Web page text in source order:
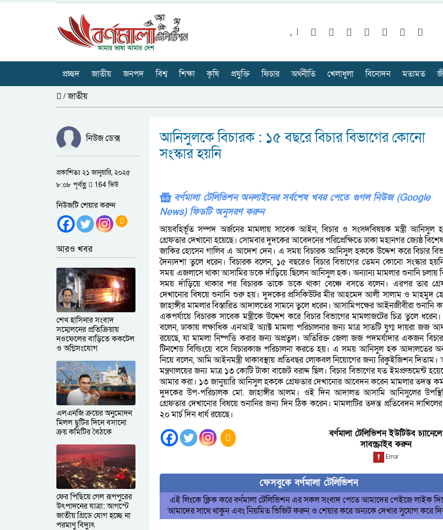
,
প্রচ্ছদ জাতীয় জনপদ বিশ্ব শিক্ষা কৃষি প্রযুক্তি ফিচার অর্থনীতি খেলাধুলা বিনোদন মতামত
/জাতীয়
নিউজ ডেক্স
প্রকাশিতঃ ২১ জানুয়ারি, ২০২৫
৮:০৮ পূর্বাহ্ণ
164 ভিউ
নিউজটি শেয়ার করুন
আরও খবর
শেখ হাসিনার সংবাদ
সম্মেলনের প্রতিক্রিয়ায়
নওফেলের বাড়িতে ককটেল
ও অগ্নিসংযোগ
এলএনজি ক্রয়ের অনুমোদন
মিলল ছুটির দিনে বসানো
ক্রয় কমিটির বৈঠকে
ফের পিছিয়ে গেল রূপপুরের
উৎপাদনের যাত্রা: আগস্টে
জাতীয় গ্রিডে যোগ হচ্ছে না
পরমাণু বিদ্যুৎ
আনিসুলকে বিচারক : ১৫ বছরে বিচার বিভাগের কোনো
সংস্কার হয়নি
বর্ণমালা টেলিভিশন অনলাইনের সর্বশেষ খবর পেতে গুগল নিউজ (Google
News) ফিডটি অনুসরণ করুন
আয়বহির্ভূত সম্পদ অর্জনের মামলায় সাবেক আইন, বিচার ও সংসদবিষয়ক মন্ত্রী আনিসুল
গ্রেফতার দেখানো হয়েছে। সোমবার দুদকের আবেদনের পরিপ্রেক্ষিতে ঢাকা মহানগর জ্যেষ্ঠ
জাকির হোসেন গালিব এ আদেশ দেন। এ সময় বিচারক আনিসুল হককে উদ্দেশ করে বিচার
দৈন্যদশা তুলে ধরেন। বিচারক বলেন, ১৫ বছরেও বিচার বিভাগের তেমন কোনো সংস্কার
সময় এজলাসে থাকা আসামির ডকে দাঁড়িয়ে ছিলেন আনিসুল হক। অন্যান্য মামলার শুনানি চলায়
সময় দাঁড়িয়ে থাকার পর বিচারক তাকে ডকে থাকা বেঞ্চে বসতে বলেন। এরপর তার
দেখানোর বিষয়ে শুনানি শুরু হয়। দুদকের প্রসিকিউটর মীর আহমেদ আলী সালাম ও মাহমুদ
জাহাঙ্গীর মামলার বিস্তারিত আদালতের সামনে তুলে ধরেন। আসামিপক্ষের আইনজীবীরা শুনানি
একপর্যায়ে বিচারক সাবেক মন্ত্রীকে উদ্দেশ করে বিচার বিভাগের মামলাজটের চিত্র তুলে ধরেন।
বলেন, ঢাকায় লক্ষাধিক এনআই অ্যাক্ট মামলা পরিচালনার জন্য মাত্র সাতটি যুগ্ম দায়রা জজ
রয়েছে, যা মামলা নিষ্পত্তি করার জন্য অপ্রতুল। অতিরিক্ত জেলা জজ পদমর্যাদার একজন
টিনশেড বিল্ডিংয়ে বসে বিচারকাজ পরিচালনা করতে হয়। এ সময় আনিসুল হক আদালতের
নিয়ে বলেন, আমি আইনমন্ত্রী থাকাবস্থায় প্রতিবছর লোকবল নিয়োগের জন্য রিকুইজিশন
মন্ত্রণালয়ের জন্য মাত্র ১৩ কোটি টাকা বাজেট বরাদ্দ ছিল। বিচার বিভাগের যত ইমপ্রুভমেন্ট
আমার করা। ১৩ জানুয়ারি আনিসুল হককে গ্রেফতার দেখানোর আবেদন করেন মামলার তদন্ত
দুদকের উপ-পরিচালক মো. জাহাঙ্গীর আলম। ওই দিন আদালত আসামি আনিসুলের
গ্রেফতার দেখানোর বিষয়ে শুনানির জন্য দিন ঠিক করেন। মামলাটির তদন্ত প্রতিবেদন
২০ মার্চ দিন ধার্য রয়েছে।
বর্ণমালা টেলিভিশন ইউটিউব চ্যানেলে
সাবস্ক্রাইব করুন
ফেসবুকে বর্ণমালা টেলিভিশন
এই লিংকে ক্লিক করে বর্ণমালা টেলিভিশন এর সকল সংবাদ পেতে আমাদের পেইজে লাইক
আমাদের সাথে থাকুন এবং নিয়মিত ভিজিট করুন ও শেয়ার করে অন্যকে দেখার সুযোগ করে